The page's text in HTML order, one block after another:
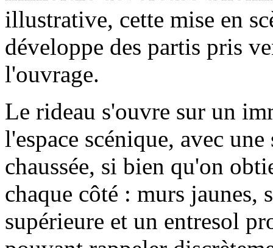
illustrative, cette mise en
développe des partis pris
l'ouvrage.
Le rideau s'ouvre sur un
l'espace scénique, avec
chaussée, si bien qu'on
chaque côté : murs jaunes,
supérieure et un entresol